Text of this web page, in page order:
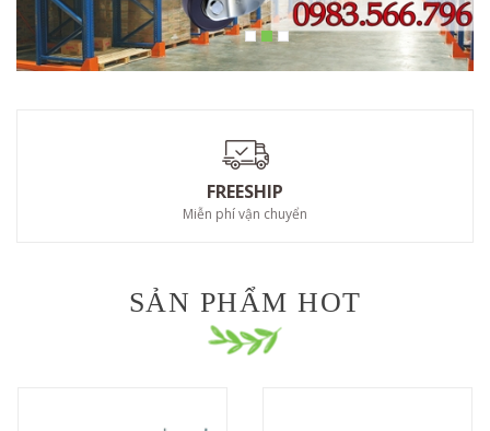
FREESHIP
Miễn phí vận chuyển
SẢN PHẨM HOT